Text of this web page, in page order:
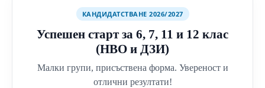
КАНДИДАТСТВАНЕ 2026/2027
Успешен старт за 6, 7, 11 и 12 клас
(НВО и ДЗИ)
Малки групи, присъствена форма. Увереност и
отлични резултати!